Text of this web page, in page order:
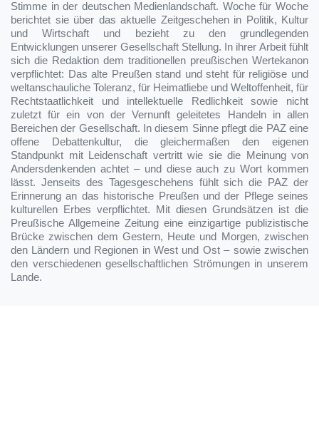
Stimme in der deutschen Medienlandschaft. Woche für Woche
berichtet sie über das aktuelle Zeitgeschehen in Politik, Kultur
und Wirtschaft und bezieht zu den grundlegenden
Entwicklungen unserer Gesellschaft Stellung. In ihrer Arbeit fühlt
sich die Redaktion dem traditionellen preußischen Wertekanon
verpflichtet: Das alte Preußen stand und steht für religiöse und
weltanschauliche Toleranz, für Heimatliebe und Weltoffenheit, für
Rechtstaatlichkeit und intellektuelle Redlichkeit sowie nicht
zuletzt für ein von der Vernunft geleitetes Handeln in allen
Bereichen der Gesellschaft. In diesem Sinne pflegt die PAZ eine
offene Debattenkultur, die gleichermaßen den eigenen
Standpunkt mit Leidenschaft vertritt wie sie die Meinung von
Andersdenkenden achtet – und diese auch zu Wort kommen
lässt. Jenseits des Tagesgeschehens fühlt sich die PAZ der
Erinnerung an das historische Preußen und der Pflege seines
kulturellen Erbes verpflichtet. Mit diesen Grundsätzen ist die
Preußische Allgemeine Zeitung eine einzigartige publizistische
Brücke zwischen dem Gestern, Heute und Morgen, zwischen
den Ländern und Regionen in West und Ost – sowie zwischen
den verschiedenen gesellschaftlichen Strömungen in unserem
Lande.